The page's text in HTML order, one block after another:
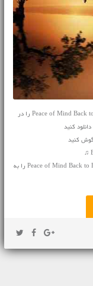
کاربران عزیز سایت نفیس موزیک آهنگ آرامش بخش Peace of Mind Back to Earth را در
خوشحال میشویم این اهنگ با عنوان دانلود آهنگ بی کلام Peace of Mind Back to Earth را به